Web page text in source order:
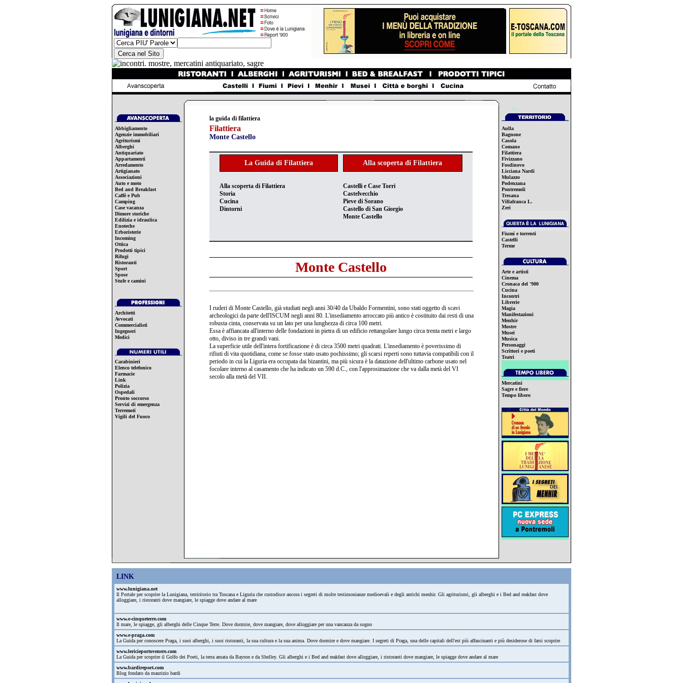
Abbigliamento
Agenzie immobiliari
Agriturismi
Alberghi
Antiquariato
Appartamenti
Arredamento
Artigianato
Associazioni
Auto e moto
Bed and Breakfast
Caffè e Pub
Camping
Case vacanza
Dimore storiche
Edilizia e idraulica
Enoteche
Erboristerie
Incoming
Ottica
Prodotti tipici
Rifugi
Ristoranti
Sport
Spose
Stufe e camini
Architetti
Avvocati
Commercialisti
Ingegneri
Medici
Carabinieri
Elenco telefonico
Farmacie
Link
Polizia
Ospedali
Pronto soccorso
Servizi di emergenza
Terremoti
Vigili del Fuoco
la guida di filattiera
Filattiera
Monte Castello
La Guida di Filattiera Alla scoperta di Filattiera
Alla scoperta di Filattiera
Storia
Cucina
Dintorni
Castelli e Case Torri
Castelvecchio
Pieve di Sorano
Castello di San Giorgio
Monte Castello
Monte Castello
I ruderi di Monte Castello, già studiati negli anni 30/40 da Ubaldo Formentini, sono stati oggetto di scavi
archeologici da parte dell'ISCUM negli anni 80. L'insediamento arroccato più antico è costituito dai resti di una
robusta cinta, conservata su un lato per una lunghezza di circa 100 metri.
Essa è affiancata all'interno delle fondazioni in pietra di un edificio rettangolare lungo circa trenta metri e largo
otto, diviso in tre grandi vani.
La superficie utile dell'intera fortificazione è di circa 3500 metri quadrati. L'insediamento è poverissimo di
rifiuti di vita quotidiana, come se fosse stato usato pochissimo; gli scarsi reperti sono tuttavia compatibili con il
periodo in cui la Liguria era occupata dai bizantini, ma più sicura è la datazione dell'ultimo carbone usato nel
focolare interno al casamento che ha indicato un 590 d.C., con l'approsimazione che va dalla metà del VI
secolo alla metà del VII.
Aulla
Bagnone
Casola
Comano
Filattiera
Fivizzano
Fosdinovo
Licciana Nardi
Mulazzo
Podenzana
Pontremoli
Tresana
Villafranca L.
Zeri
Fiumi e torrenti
Castelli
Terme
Arte e artisti
Cinema
Cronaca del '900
Cucina
Incontri
Librerie
Magia
Manifestazioni
Menhir
Mostre
Musei
Musica
Personaggi
Scrittori e poeti
Teatri
Mercatini
Sagre e fiere
Tempo libero
LINK
www.lunigiana.net
Il Portale per scoprire la Lunigiana, terriritorio tra Toscana e Liguria che custodisce ancora i segreti di molte testimonianze medioevali e degli antichi menhir. Gli agriturismi, gli alberghi e i Bed and reakfast dove
alloggiare, i ristoranti dove mangiare, le spiagge dove andare al mare
www.e-cinqueterre.com
Il mare, le spiagge, gli alberghi delle Cinque Terre. Dove dormire, dove mangiare, dove alloggiare per una vancanza da sogno
www.e-praga.com
La Guida per conoscere Praga, i suoi alberghi, i suoi ristoranti, la sua cultura e la sua anima. Dove dormire e dove mangiare. I segreti di Praga, una delle capitali dell'est più affascinanti e più desiderose di farsi scoprire
www.lericieportovenere.com
La Guida per scoprire il Golfo dei Poeti, la terra amata da Bayron e da Shelley. Gli alberghi e i Bed and reakfast dove alloggiare, i ristoranti dove mangiare, le spiagge dove andare al mare
www.bardireport.com
Blog fondato da maurizio bardi